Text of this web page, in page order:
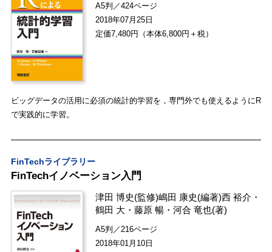
A5判／424ページ
2018年07月25日
定価7,480円（本体6,800円＋税）
ビッグデータの活用に必須の統計的学習を，専門外でも使えるようにR
で実践的に学習。
FinTechライブラリー
FinTechイノベーション入門
津田 博史(監修)嶋田 康史(編著)西 裕介 ・
鶴田 大 ・藤原 暢 ・河合 竜也(著)
A5判／216ページ
2018年01月10日